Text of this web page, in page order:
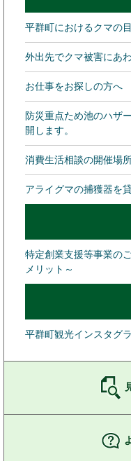
平群町におけるクマの
外出先でクマ被害にあ
お仕事をお探しの方へ
防災重点ため池のハザ
開します。
消費生活相談の開催場
アライグマの捕獲器を
特定創業支援等事業の
メリット～
平群町観光インスタグ